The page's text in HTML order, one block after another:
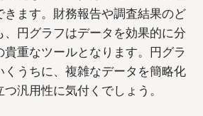
きます。財務報告や調査結果のど
、円グラフはデータを効果的に分
重なツールとなります。円グラ
くうちに、複雑なデータを簡略化
汎用性に気付くでしょう。